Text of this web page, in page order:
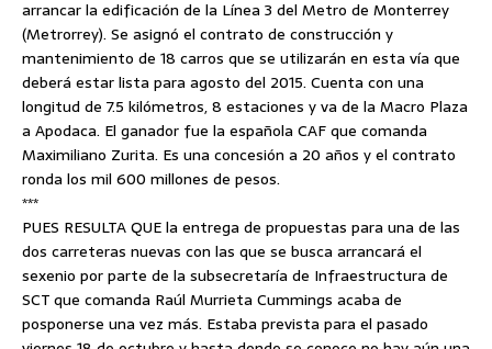
arrancar la edificación de la Línea 3 del Metro de Monterrey
(Metrorrey). Se asignó el contrato de construcción y
mantenimiento de 18 carros que se utilizarán en esta vía que
deberá estar lista para agosto del 2015. Cuenta con una
longitud de 7.5 kilómetros, 8 estaciones y va de la Macro Plaza
a Apodaca. El ganador fue la española CAF que comanda
Maximiliano Zurita. Es una concesión a 20 años y el contrato
ronda los mil 600 millones de pesos.
***
PUES RESULTA QUE la entrega de propuestas para una de las
dos carreteras nuevas con las que se busca arrancará el
sexenio por parte de la subsecretaría de Infraestructura de
SCT que comanda Raúl Murrieta Cummings acaba de
posponerse una vez más. Estaba prevista para el pasado